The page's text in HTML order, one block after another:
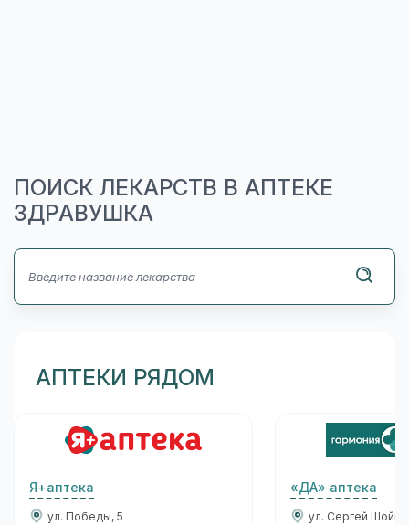
ПОИСК ЛЕКАРСТВ В АПТЕКЕ
ЗДРАВУШКА
АПТЕКИ РЯДОМ
Я+аптека
ул. Победы, 5
«ДА» аптека
ул. Сергей